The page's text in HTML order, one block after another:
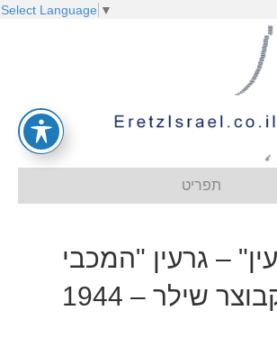
Select Language ▼
תפריט
– גרעין "המכבי
שילר – 1944